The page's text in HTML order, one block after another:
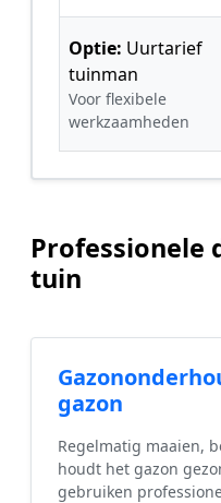
Optie: Uurtarief
tuinman
Voor flexibele
werkzaamheden
Professionele
tuin
gazon
Regelmatig maaien,
houdt het gazon
gebruiken